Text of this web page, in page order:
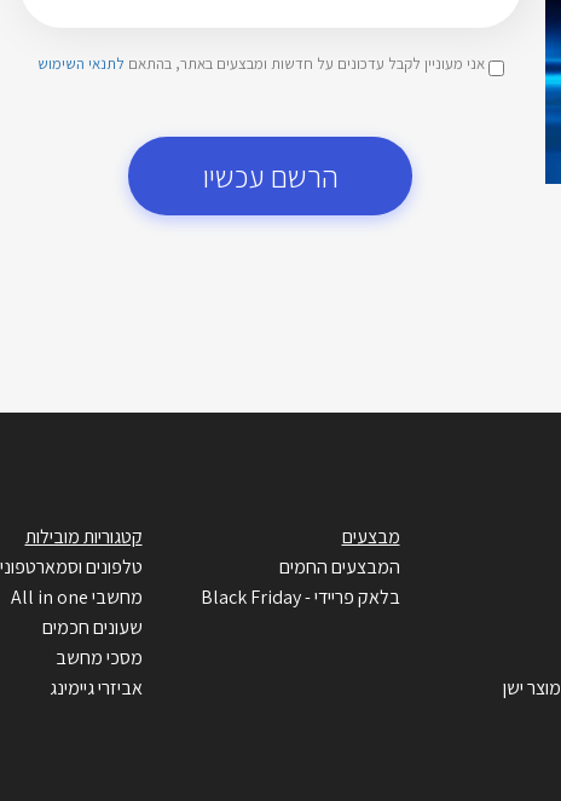
אני מעוניין לקבל עדכונים על חדשות ומבצעים באתר, בהתאם לתנאי השימוש
הרשם עכשיו
ישן
מבצעים
המבצעים החמים
בלאק פריידי - Black Friday
קטגוריות מובילות
טלפונים
מחשבי All in one
שעונים חכמים
מסכי מחשב
אביזרי גיימינג